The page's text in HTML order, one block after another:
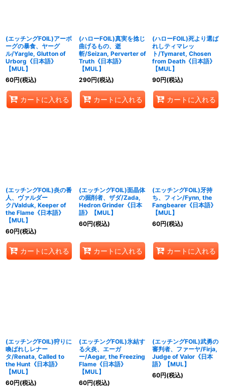
(エッチングFOIL)アーボ
ーグの暴食、ヤーグ
ル/Yargle, Glutton of
Urborg《日本語》
【MUL】
60円(税込)
カートに入れる
(ハローFOIL)真実を捻じ
曲げるもの、逝
斬/Seizan, Perverter of
Truth《日本語》
【MUL】
290円(税込)
カートに入れる
(ハローFOIL)死より選ば
れしティマレッ
ト/Tymaret, Chosen
from Death《日本語》
【MUL】
90円(税込)
カートに入れる
(エッチングFOIL)炎の番
人、ヴァルダー
ク/Valduk, Keeper of
the Flame《日本語》
【MUL】
60円(税込)
カートに入れる
(エッチングFOIL)面晶体
の掘削者、ザダ/Zada,
Hedron Grinder《日本
語》【MUL】
60円(税込)
カートに入れる
(エッチングFOIL)牙持
ち、フィン/Fynn, the
Fangbearer《日本語》
【MUL】
60円(税込)
カートに入れる
(エッチングFOIL)狩りに
喚ばれしレナー
タ/Renata, Called to
the Hunt《日本語》
【MUL】
60円(税込)
(エッチングFOIL)氷結す
る火炎、エーガ
ー/Aegar, the Freezing
Flame《日本語》
【MUL】
60円(税込)
(エッチングFOIL)武勇の
審判者、ファーヤ/Firja,
Judge of Valor《日本
語》【MUL】
60円(税込)